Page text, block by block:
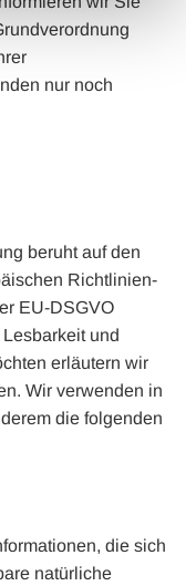
nur noch
beruht auf den
Richtlinien-
EU-DSGVO
und
erläutern wir
Wir verwenden in
die folgenden
die sich
natürliche